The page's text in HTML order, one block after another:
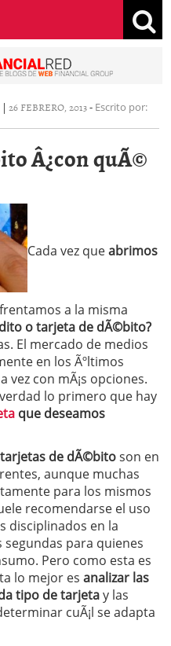
| 26 FEBRERO, 2013- Escrito por:
Â¿con quÃ©
Cada vez queabrimos
a la misma
o tarjeta de dÃ©bito?
El mercado de medios
en los Ãºltimos
vez con mÃ¡s opciones.
lo primero que hay
que deseamos
de dÃ©bitoson en
aunque muchas
para los mismos
recomendarse el uso
disciplinados en la
segundas para quienes
Pero como esta es
lo mejor es analizar las
tipo de tarjetay las
cuÃ¡l se adapta